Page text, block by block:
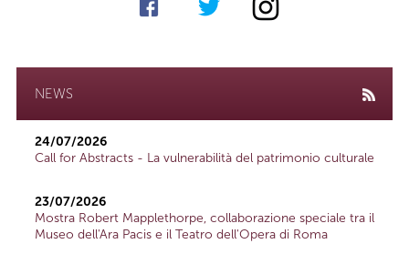
NEWS
24/07/2026
Call for Abstracts - La vulnerabilità del patrimonio culturale
23/07/2026
Mostra Robert Mapplethorpe, collaborazione speciale tra il
Museo dell'Ara Pacis e il Teatro dell'Opera di Roma